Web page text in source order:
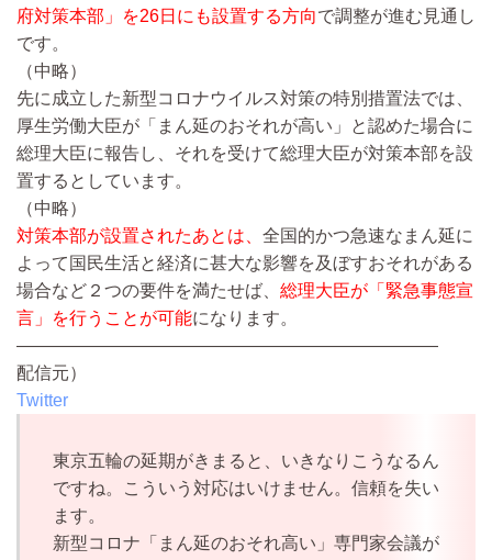
府対策本部」を26日にも設置する方向で調整が進む見通し
です。
（中略）
先に成立した新型コロナウイルス対策の特別措置法では、
厚生労働大臣が「まん延のおそれが高い」と認めた場合に
総理大臣に報告し、それを受けて総理大臣が対策本部を設
置するとしています。
（中略）
対策本部が設置されたあとは、 全国的かつ急速なまん延に
よって国民生活と経済に甚大な影響を及ぼすおそれがある
場合など２つの要件を満たせば、 総理大臣が「緊急事態宣
言」を行うことが可能になります。
————————————————————————
配信元）
Twitter
東京五輪の延期がきまると、いきなりこうなるん
ですね。こういう対応はいけません。信頼を失い
ます。
新型コロナ「まん延のおそれ高い」専門家会議が